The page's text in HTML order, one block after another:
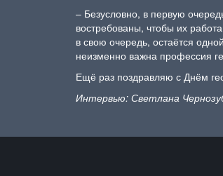
– Безусловно, в первую
востребованы, чтобы их
в свою очередь, остаётся
неизменно важна профессия
Ещё раз поздравляю с Днём
Интервью: Светлана